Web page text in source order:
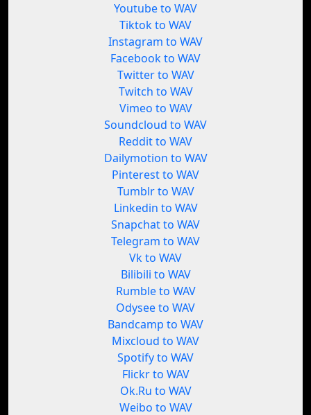
Youtube to WAV
Tiktok to WAV
Instagram to WAV
Facebook to WAV
Twitter to WAV
Twitch to WAV
Vimeo to WAV
Soundcloud to WAV
Reddit to WAV
Dailymotion to WAV
Pinterest to WAV
Tumblr to WAV
Linkedin to WAV
Snapchat to WAV
Telegram to WAV
Vk to WAV
Bilibili to WAV
Rumble to WAV
Odysee to WAV
Bandcamp to WAV
Mixcloud to WAV
Spotify to WAV
Flickr to WAV
Ok.Ru to WAV
Weibo to WAV